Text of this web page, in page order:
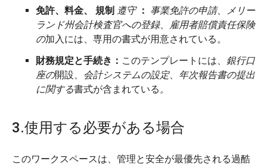
免許、料金、
規制 遵守 ： 事業免許の申請、メリー
ランド州会計検査官への登録、
雇用者賠償責任保険
の加入には、専用の書式が用意されている。
財務規定と手続き： このテンプレートには、 銀行口
座の開設、会計システムの設定、 年次報告書の提出
に関する書式が含まれている。
3.使用する必要がある場合
このワークスペースは、管理と安全が最優先される過酷